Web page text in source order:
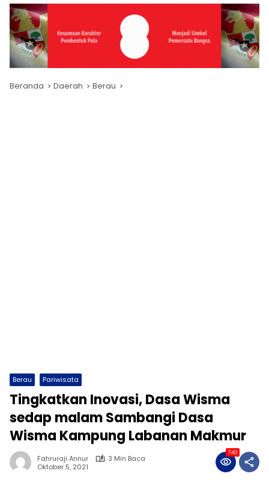
Beranda Daerah Berau
Berau Pariwisata
Tingkatkan Inovasi, Dasa Wisma
sedap malam Sambangi Dasa
Wisma Kampung Labanan Makmur
Fahruraji Annur
3 Min Baca
Oktober 5, 2021
740